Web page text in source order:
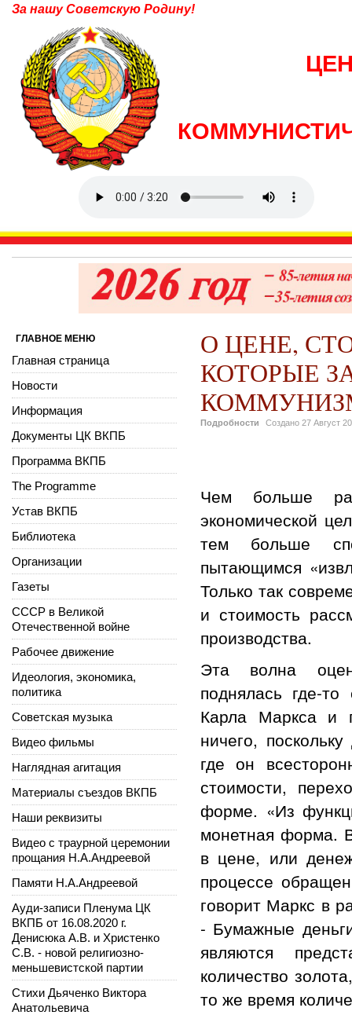
За нашу Советскую Родину!
О ЦЕНЕ,
КОТОРЫЕ
Подробности Создано 27 Август
Чем больше
экономической
тем больше
пытающимся
Только так
и стоимость
производства.
Эта волна
поднялась где-
Карла Маркса и
ничего,
где он
стоимости,
форме. «Из
монетная форма.
в цене, или
процессе
говорит Маркс в
- Бумажные
являются
количество
то же время
ГЛАВНОЕ МЕНЮ
Главная страница
Новости
Информация
Документы ЦК ВКПБ
Программа ВКПБ
The Programme
Устав ВКПБ
Библиотека
Организации
Газеты
СССР в Великой
Отечественной войне
Рабочее движение
Идеология, экономика,
политика
Советская музыка
Видео фильмы
Наглядная агитация
Материалы съездов ВКПБ
Наши реквизиты
Видео с траурной церемонии
прощания Н.А.Андреевой
Памяти Н.А.Андреевой
Ауди-записи Пленума ЦК
ВКПБ от 16.08.2020 г.
Денисюка А.В. и Христенко
С.В. - новой религиозно-
меньшевистской партии
Стихи Дьяченко Виктора
Анатольевича